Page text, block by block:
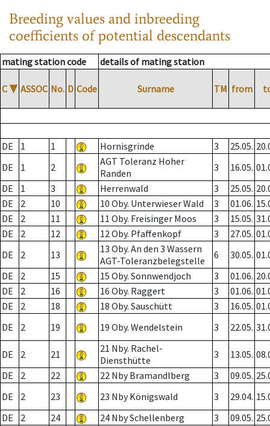
Breeding values and inbreeding
coefficients of potential descendants
mating station code details of mating station
C ▼ ASSOC No. D Code Surname TM from
DE 1 1 Hornisgrinde 3 25.05.
DE
1 2
AGT Toleranz Hoher
Randen
3 16.05.
DE
1 3 Herrenwald 3 25.05.
DE
2 10 10 Oby. Unterwieser Wald 3 01.06.
DE
2 11 11 Oby. Freisinger Moos 3 15.05.
DE
2 12 12 Oby. Pfaffenkopf 3 27.05.
DE
2 13
13 Oby. An den 3 Wassern
AGT-Toleranzbelegstelle
6 30.05.
DE
2 15 15 Oby. Sonnwendjoch 3 01.06.
DE
2 16 16 Oby. Raggert 3 01.06.
DE
2 18 18 Oby. Sauschütt 3 16.05.
DE
2 19 19 Oby. Wendelstein 3 22.05.
DE 2 21
21 Nby. Rachel-
Diensthütte
3 13.05.
DE
2 22 22 Nby Bramandlberg 3 09.05.
DE
2 23 23 Nby Königswald 3 29.04.
DE
2 24 24 Nby Schellenberg 3 09.05.